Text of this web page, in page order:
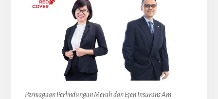
Perniagaan Perlindungan Merah dan Ejen Insurans Am